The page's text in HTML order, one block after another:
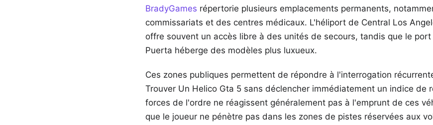
BradyGames répertorie plusieurs emplacements permanents,
commissariats et des centres médicaux. L'héliport de Central Los
offre souvent un accès libre à des unités de secours, tandis que le
Puerta héberge des modèles plus luxueux.
Ces zones publiques permettent de répondre à l'interrogation
Trouver Un Helico Gta 5 sans déclencher immédiatement un indice de
forces de l'ordre ne réagissent généralement pas à l'emprunt de ces
que le joueur ne pénètre pas dans les zones de pistes réservées aux